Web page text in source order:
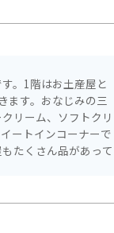
気分になれます。 高
さはバッチリです。
。1階はお土産屋と
ます。おなじみの三
リーム、ソフトクリ
ートインコーナーで
たくさん品があって